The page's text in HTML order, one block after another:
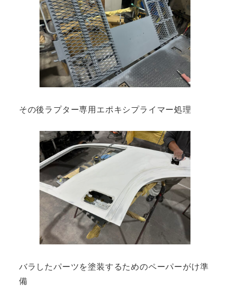
その後ラプター専用エポキシプライマー処理
バラしたパーツを塗装するためのペーパーがけ準
備